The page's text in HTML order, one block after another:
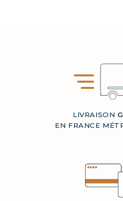
LIVRAISON
EN FRANCE